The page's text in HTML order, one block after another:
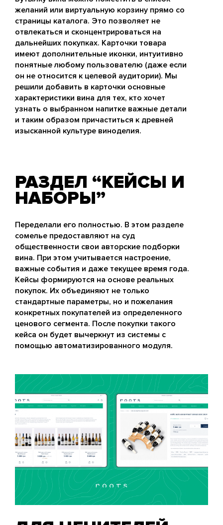
желаний или виртуальную корзину прямо со
страницы каталога. Это позволяет не
отвлекаться и сконцентрироваться на
дальнейших покупках. Карточки товара
имеют дополнительные иконки, интуитивно
понятные любому пользователю (даже если
он не относится к целевой аудитории). Мы
решили добавить в карточки основные
характеристики вина для тех, кто хочет
узнать о выбранном напитке важные детали
и таким образом причаститься к древней
изысканной культуре виноделия.
РАЗДЕЛ “КЕЙСЫ И
НАБОРЫ”
Переделали его полностью. В этом разделе
сомелье предоставляют на суд
общественности свои авторские подборки
вина. При этом учитывается настроение,
важные события и даже текущее время года.
Кейсы формируются на основе реальных
покупок. Их объединяют не только
стандартные параметры, но и пожелания
конкретных покупателей из определенного
ценового сегмента. После покупки такого
кейса он будет вычеркнут из системы с
помощью автоматизированного модуля.